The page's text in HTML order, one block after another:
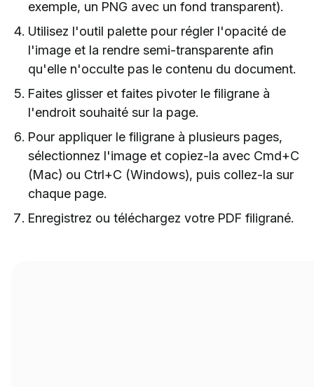
exemple, un PNG avec un fond transparent).
Utilisez l'outil palette pour régler l'opacité de
l'image et la rendre semi-transparente afin
qu'elle n'occulte pas le contenu du document.
Faites glisser et faites pivoter le filigrane à
l'endroit souhaité sur la page.
Pour appliquer le filigrane à plusieurs pages,
sélectionnez l'image et copiez-la avec Cmd+C
(Mac) ou Ctrl+C (Windows), puis collez-la sur
chaque page.
Enregistrez ou téléchargez votre PDF filigrané.